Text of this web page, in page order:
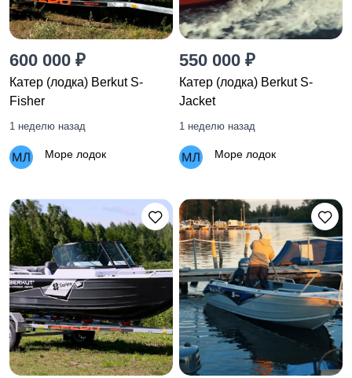
600 000 ₽
Катер (лодка) Berkut S-
Fisher
1 неделю назад
Море лодок
550 000 ₽
Катер (лодка) Berkut S-
Jacket
1 неделю назад
Море лодок